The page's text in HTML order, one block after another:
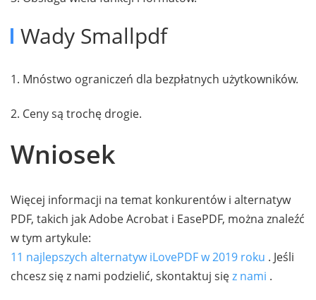
Wady Smallpdf
1. Mnóstwo ograniczeń dla bezpłatnych użytkowników.
2. Ceny są trochę drogie.
Wniosek
Więcej informacji na temat konkurentów i alternatyw
PDF, takich jak Adobe Acrobat i EasePDF, można znaleźć
w tym artykule:
11 najlepszych alternatyw iLovePDF w 2019 roku . Jeśli
chcesz się z nami podzielić, skontaktuj sięz nami .